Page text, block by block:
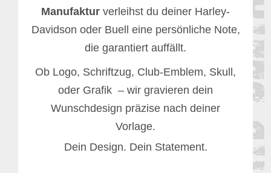
Manufaktur verleihst du deiner Harley-
Davidson oder Buell eine persönliche Note,
die garantiert auffällt.
Ob Logo, Schriftzug, Club-Emblem, Skull,
oder Grafik – wir gravieren dein
Wunschdesign präzise nach deiner
Vorlage.
Dein Design. Dein Statement.